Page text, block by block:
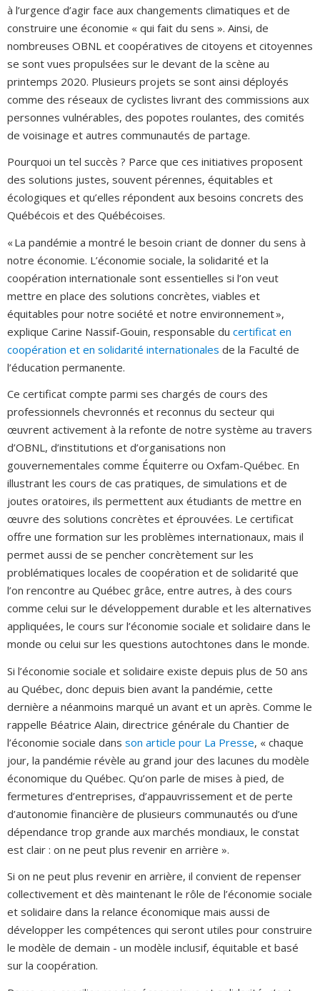
à l’urgence d’agir face aux changements climatiques et de
construire une économie « qui fait du sens ». Ainsi, de
nombreuses OBNL et coopératives de citoyens et citoyennes
se sont vues propulsées sur le devant de la scène au
printemps 2020. Plusieurs projets se sont ainsi déployés
comme des réseaux de cyclistes livrant des commissions aux
personnes vulnérables, des popotes roulantes, des comités
de voisinage et autres communautés de partage.
Pourquoi un tel succès ? Parce que ces initiatives proposent
des solutions justes, souvent pérennes, équitables et
écologiques et qu’elles répondent aux besoins concrets des
Québécois et des Québécoises.
« La pandémie a montré le besoin criant de donner du sens à
notre économie. L’économie sociale, la solidarité et la
coopération internationale sont essentielles si l’on veut
mettre en place des solutions concrètes, viables et
équitables pour notre société et notre environnement »,
explique Carine Nassif-Gouin, responsable du certificat en
coopération et en solidarité internationales de la Faculté de
l’éducation permanente.
Ce certificat compte parmi ses chargés de cours des
professionnels chevronnés et reconnus du secteur qui
œuvrent activement à la refonte de notre système au travers
d’OBNL, d’institutions et d’organisations non
gouvernementales comme Équiterre ou Oxfam-Québec. En
illustrant les cours de cas pratiques, de simulations et de
joutes oratoires, ils permettent aux étudiants de mettre en
œuvre des solutions concrètes et éprouvées. Le certificat
offre une formation sur les problèmes internationaux, mais il
permet aussi de se pencher concrètement sur les
problématiques locales de coopération et de solidarité que
l’on rencontre au Québec grâce, entre autres, à des cours
comme celui sur le développement durable et les alternatives
appliquées, le cours sur l’économie sociale et solidaire dans le
monde ou celui sur les questions autochtones dans le monde.
Si l’économie sociale et solidaire existe depuis plus de 50 ans
au Québec, donc depuis bien avant la pandémie, cette
dernière a néanmoins marqué un avant et un après. Comme le
rappelle Béatrice Alain, directrice générale du Chantier de
l’économie sociale dans son article pour La Presse, « chaque
jour, la pandémie révèle au grand jour des lacunes du modèle
économique du Québec. Qu’on parle de mises à pied, de
fermetures d’entreprises, d’appauvrissement et de perte
d’autonomie financière de plusieurs communautés ou d’une
dépendance trop grande aux marchés mondiaux, le constat
est clair : on ne peut plus revenir en arrière ».
Si on ne peut plus revenir en arrière, il convient de repenser
collectivement et dès maintenant le rôle de l’économie sociale
et solidaire dans la relance économique mais aussi de
développer les compétences qui seront utiles pour construire
le modèle de demain - un modèle inclusif, équitable et basé
sur la coopération.